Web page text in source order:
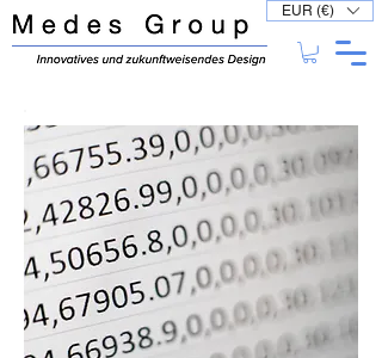
EUR (€)